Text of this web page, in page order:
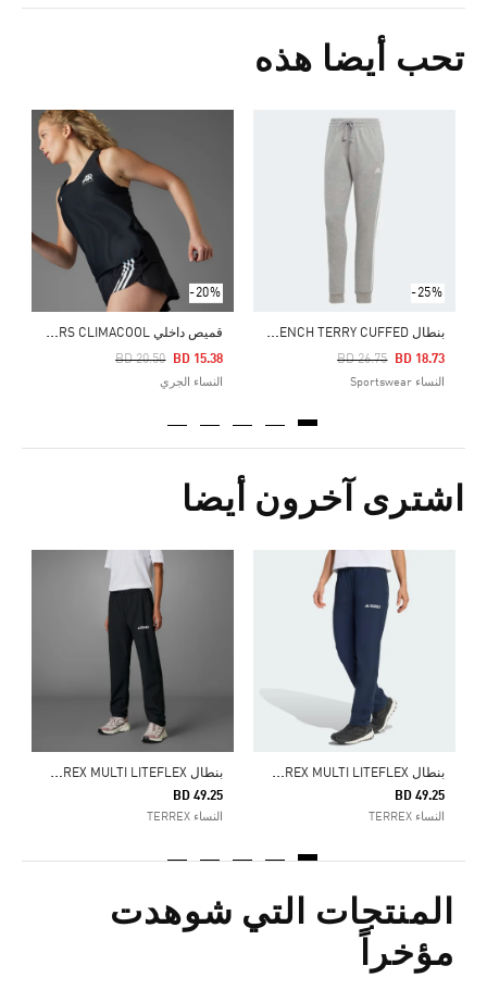
تحب أيضا هذه
-25%
ب
نطال ESSENTIALS 3-STRIPES FRENCH TERRY CUFFED
Price Reduced From
BD 26.75
To BD 18.73
النساء Sportswear
-20%
ق
ميص داخلي RUNNERS CLIMACOOL
Price Reduced From
BD 20.50
To BD 15.38
النساء الجري
Price Reduced From
To
اشترى آخرون أيضا
ب
نطال TERREX MULTI LITEFLEX
BD 49.25
النساء TERREX
ب
نطال TERREX MULTI LITEFLEX
BD 49.25
النساء TERREX
المنتجات التي شوهدت
مؤخراً